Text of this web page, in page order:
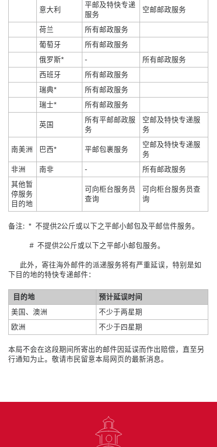
意大利
平邮及特快专递
服务
空邮邮政服务
荷兰
所有邮政服务
葡萄牙
所有邮政服务
俄罗斯*
-
所有邮政服务
西班牙
所有邮政服务
瑞典*
所有邮政服务
瑞士*
所有邮政服务
英国
所有平邮邮政服
务
空邮及特快专递服
务
南美洲 巴西* 平邮包裹服务
空邮及特快专递服
务
非洲
南非 -
所有邮政服务
其他暂
停服务
目的地
可向柜台服务员
查询
可向柜台服务员查
询
备注: * 不提供2公斤或以下之平邮小邮包及平邮信件服务。
# 不提供2公斤或以下之平邮小邮包服务。
此外，寄往海外邮件的派递服务将有严重延误，特别是如
下目的地的特快专递邮件：
目的地
预计延误时间
美国、澳洲
不少于两星期
欧洲
不少于四星期
本局不会在这段期间所寄出的邮件因延误而作出赔偿，直至另
行通知为止。敬请市民留意本局网页的最新消息。